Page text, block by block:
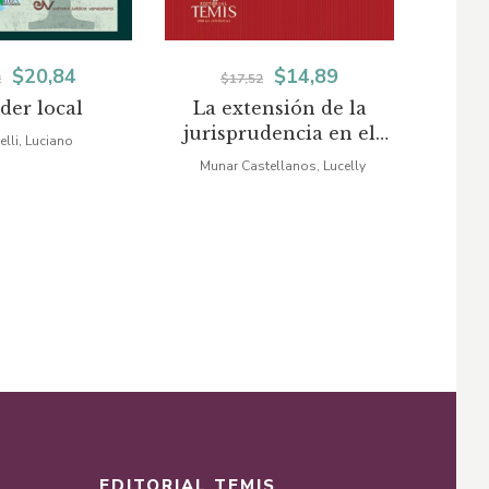
local
El
precio
original
$20,84
precio
Luciano
La extensión de la
jurisprudencia en el
derecho colombiano
$17,52
El
precio
original
$14,89El
precio
actual
Munar Castellanos, Lucelly